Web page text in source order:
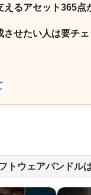
るアセット365点
させたい人は要チ
トウェアバンドル